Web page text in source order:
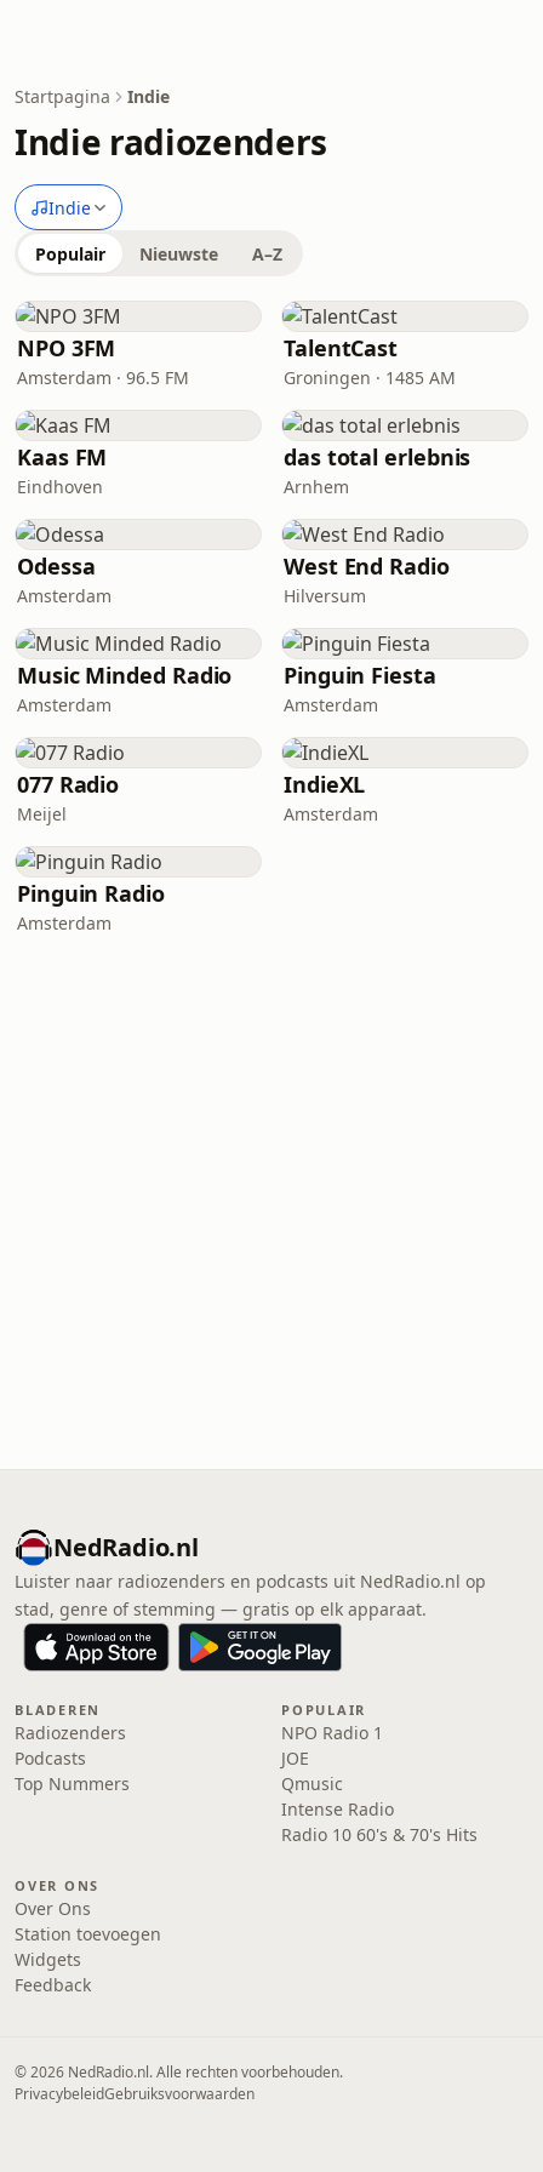
Startpagina Indie
Indie radiozenders
Indie
Populair Nieuwste A–Z
NPO 3FM
Amsterdam · 96.5 FM
TalentCast
Groningen · 1485 AM
Kaas FM
Eindhoven
das total erlebnis
Arnhem
Odessa
Amsterdam
West End Radio
Hilversum
Music Minded Radio
Amsterdam
Pinguin Fiesta
Amsterdam
077 Radio
Meijel
IndieXL
Amsterdam
Pinguin Radio
Amsterdam
NedRadio.nl
Luister naar radiozenders en podcasts uit NedRadio.nl op
stad, genre of stemming — gratis op elk apparaat.
BLADEREN
Radiozenders
Podcasts
Top Nummers
POPULAIR
NPO Radio 1
JOE
Qmusic
Intense Radio
Radio 10 60's & 70's Hits
OVER ONS
Over Ons
Station toevoegen
Widgets
Feedback
© 2026 NedRadio.nl. Alle rechten voorbehouden.
PrivacybeleidGebruiksvoorwaarden